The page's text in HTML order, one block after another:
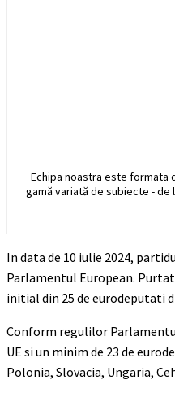
Echipa noastra este formata
gamă variată de subiecte -
In data de 10 iulie 2024,
Parlamentul European.
initial din 25 de eurodeputati
Conform regulilor
UE si un minim de 23 de
Polonia, Slovacia, Ungaria,